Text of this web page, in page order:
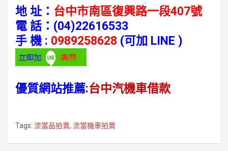
地 址： 台中市南區復興路一段407號
電 話： (04)22616533
手 機 : 0989258628 (可加 LINE )
優質網站推薦:台中汽機車借款
Tags: 流當品拍賣, 流當機車拍賣